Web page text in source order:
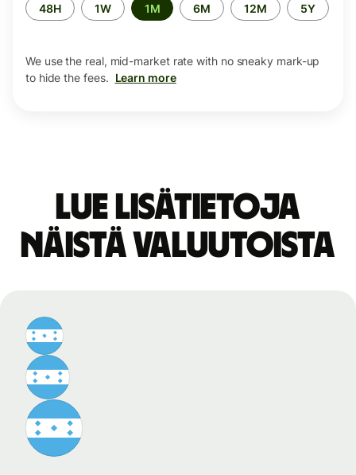
period
48H 1W 1M 6M 12M 5Y
We use the real, mid-market rate with no sneaky mark-up
to hide the fees. Learn more
Lue lisätietoja
näistä valuutoista